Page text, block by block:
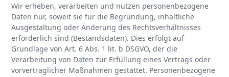
Wir erheben, verarbeiten und nutzen personenbezogene
Daten nur, soweit sie für die Begründung, inhaltliche
Ausgestaltung oder Änderung des Rechtsverhältnisses
erforderlich sind (Bestandsdaten). Dies erfolgt auf
Grundlage von Art. 6 Abs. 1 lit. b DSGVO, der die
Verarbeitung von Daten zur Erfüllung eines Vertrags oder
vorvertraglicher Maßnahmen gestattet. Personenbezogene